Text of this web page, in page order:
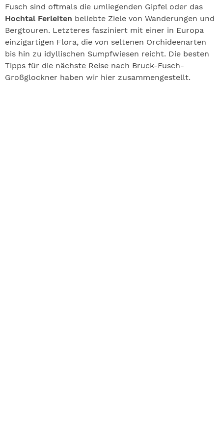
Fusch sind oftmals die umliegenden Gipfel oder das
Hochtal Ferleiten beliebte Ziele von Wanderungen und
Bergtouren. Letzteres fasziniert mit einer in Europa
einzigartigen Flora, die von seltenen Orchideenarten
bis hin zu idyllischen Sumpfwiesen reicht. Die besten
Tipps für die nächste Reise nach Bruck-Fusch-
Großglockner haben wir hier zusammengestellt.